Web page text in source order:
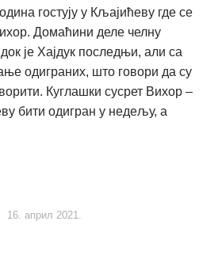
гостују у Кљајићеву где се
Домаћини деле челну
је Хајдук последњи, али са
одиграних, што говори да су
Куглашки сусрет Вихор –
бити одигран у недељу, а
16. април 2021.